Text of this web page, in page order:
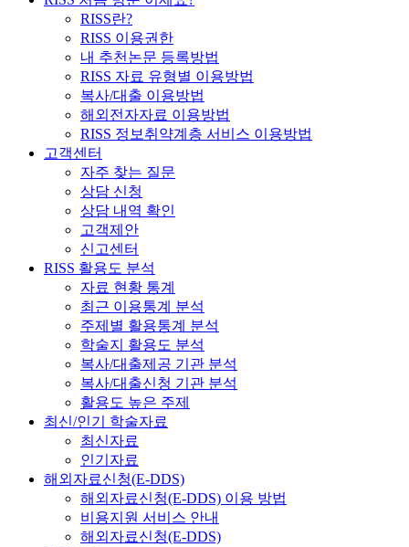
RISS란?
RISS 이용권한
내 추천논문 등록방법
RISS 자료 유형별 이용방법
복사/대출 이용방법
해외전자자료 이용방법
RISS 정보취약계층 서비스 이용방법
고객센터
자주 찾는 질문
상담 신청
상담 내역 확인
고객제안
신고센터
RISS 활용도 분석
자료 현황 통계
최근 이용통계 분석
주제별 활용통계 분석
학술지 활용도 분석
복사/대출제공 기관 분석
복사/대출신청 기관 분석
활용도 높은 주제
최신/인기 학술자료
최신자료
인기자료
해외자료신청(E-DDS)
해외자료신청(E-DDS) 이용 방법
비용지원 서비스 안내
해외자료신청(E-DDS)